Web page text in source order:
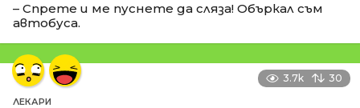
– Спрете и ме пуснете да сляза! Объркал съм
автобуса.
3.7k 30
ЛЕКАРИ